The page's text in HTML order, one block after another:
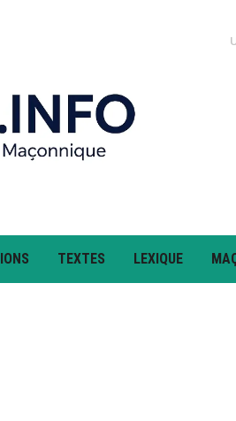
TEXTES LEXIQUE